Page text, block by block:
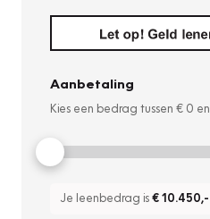
Aanbetaling
Kies een bedrag tussen € 0 en
Je leenbedrag is€ 10.450,-